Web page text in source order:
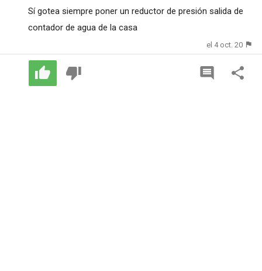
Sí gotea siempre poner un reductor de presión salida de
contador de agua de la casa
el 4 oct. 20